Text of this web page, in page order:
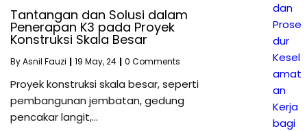
Tantangan dan Solusi dalam
Penerapan K3 pada Proyek
Konstruksi Skala Besar
ByAsnil Fauzi | 19 May, 24 | 0 Comments
Proyek konstruksi skala besar, seperti
pembangunan jembatan, gedung
pencakar langit,…
dan
Prose
dur
Kesel
amat
an
Kerja
bagi